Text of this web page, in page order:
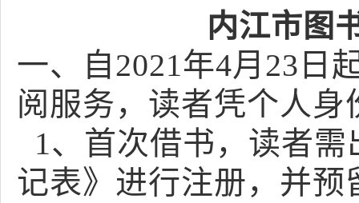
内江市图
一、自2021年4月23日
阅服务，读者凭个人身
1、首次借书，读者
记表》进行注册，并